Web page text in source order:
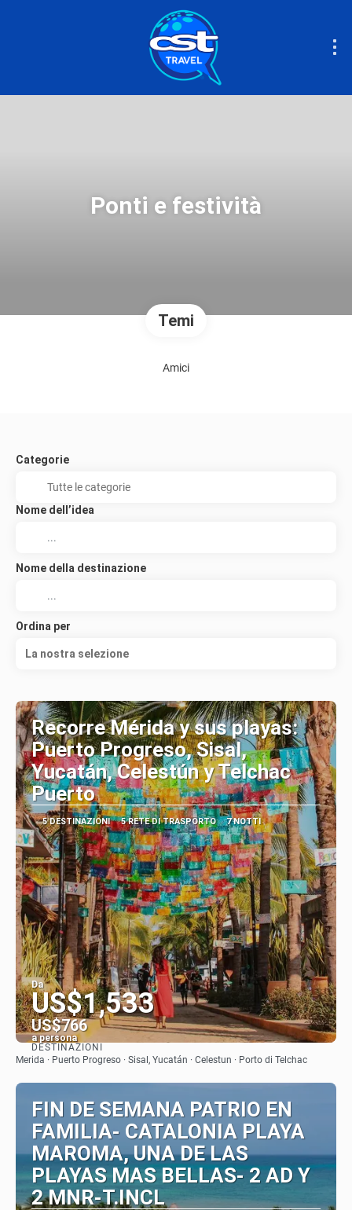
Ponti e festività
Temi
Amici
Categorie
Nome dell’idea
Nome della destinazione
Ordina per
La nostra selezione
Recorre Mérida y sus playas:
Puerto Progreso, Sisal,
Yucatán, Celestún y Telchac
Puerto
5 DESTINAZIONI 5 RETE DI TRASPORTO 7 NOTTI
Da
US$1,533
US$766
a persona
Vedere
DESTINAZIONI
Merida · Puerto Progreso · Sisal, Yucatán · Celestun · Porto di Telchac
FIN DE SEMANA PATRIO EN
FAMILIA- CATALONIA PLAYA
MAROMA, UNA DE LAS
PLAYAS MAS BELLAS- 2 AD Y
2 MNR-T.INCL